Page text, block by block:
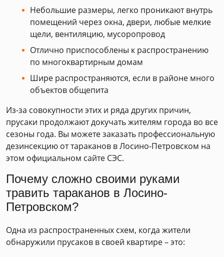
Небольшие размеры, легко проникают внутрь
помещений через окна, двери, любые мелкие
щели, вентиляцию, мусоропровод
Отлично приспособлены к распространению
по многоквартирным домам
Шире распространяются, если в районе много
объектов общепита
Из-за совокупности этих и ряда других причин,
прусаки продолжают докучать жителям города во все
сезоны года. Вы можете заказать профессиональную
дезинсекцию от тараканов в Лосино-Петровском на
этом официальном сайте СЭС.
Почему сложно своими руками
травить тараканов в Лосино-
Петровском?
Одна из распространенных схем, когда жители
обнаружили прусаков в своей квартире – это: